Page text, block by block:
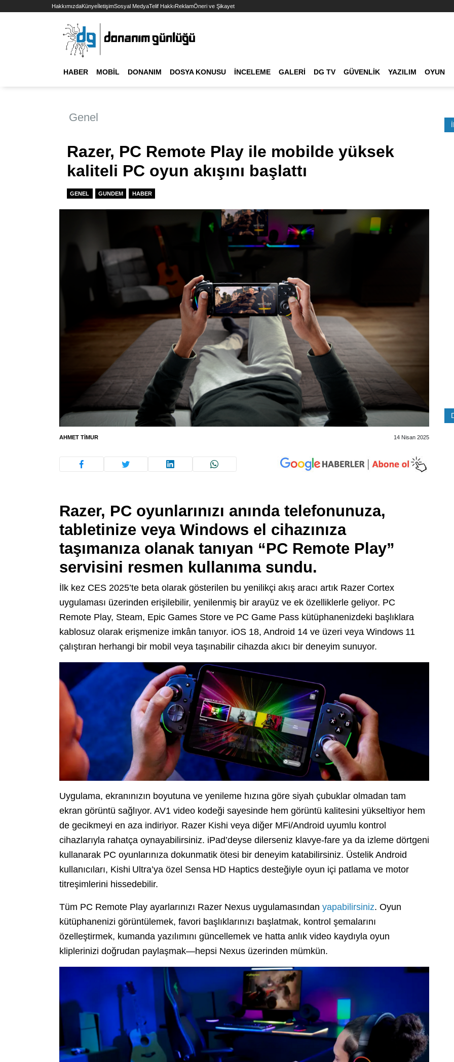
HakkımızdaKünyeİletişimSosyal MedyaTelif HakkıReklamÖneri ve Şikayet
HABER MOBIL DONANIM DOSYA KONUSU İNCELEME GALERI DG TV GÜVENLIK YAZILIM OYUN
Genel
Razer, PC Remote Play ile mobilde yüksek
kaliteli PC oyun akışını başlattı
GENEL GUNDEM HABER
AHMET TIMUR 14 Nisan 2025
Razer, PC oyunlarınızı anında telefonunuza,
tabletinize veya Windows el cihazınıza
taşımanıza olanak tanıyan “PC Remote Play”
servisini resmen kullanıma sundu.
İlk kez CES 2025’te beta olarak gösterilen bu yenilikçi akış aracı artık Razer Cortex
uygulaması üzerinden erişilebilir, yenilenmiş bir arayüz ve ek özelliklerle geliyor. PC
Remote Play, Steam, Epic Games Store ve PC Game Pass kütüphanenizdeki başlıklara
kablosuz olarak erişmenize imkân tanıyor. iOS 18, Android 14 ve üzeri veya Windows 11
çalıştıran herhangi bir mobil veya taşınabilir cihazda akıcı bir deneyim sunuyor.
Uygulama, ekranınızın boyutuna ve yenileme hızına göre siyah çubuklar olmadan tam
ekran görüntü sağlıyor. AV1 video kodeği sayesinde hem görüntü kalitesini yükseltiyor hem
de gecikmeyi en aza indiriyor. Razer Kishi veya diğer MFi/Android uyumlu kontrol
cihazlarıyla rahatça oynayabilirsiniz. iPad’deyse dilerseniz klavye-fare ya da izleme dörtgeni
kullanarak PC oyunlarınıza dokunmatik ötesi bir deneyim katabilirsiniz. Üstelik Android
kullanıcıları, Kishi Ultra’ya özel Sensa HD Haptics desteğiyle oyun içi patlama ve motor
titreşimlerini hissedebilir.
Tüm PC Remote Play ayarlarınızı Razer Nexus uygulamasından yapabilirsiniz. Oyun
kütüphanenizi görüntülemek, favori başlıklarınızı başlatmak, kontrol şemalarını
özelleştirmek, kumanda yazılımını güncellemek ve hatta anlık video kaydıyla oyun
kliplerinizi doğrudan paylaşmak—hepsi Nexus üzerinden mümkün.